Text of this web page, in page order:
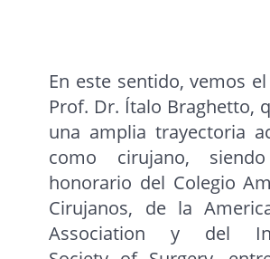
En este sentido, vemos
Prof. Dr. Ítalo Braghetto,
una amplia trayectoria
como cirujano,
honorario del Colegio
Cirujanos, de la
Association y del